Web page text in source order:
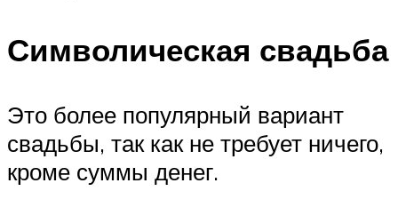
Символическая свадьба
Это более популярный вариант
свадьбы, так как не требует ничего,
кроме суммы денег.